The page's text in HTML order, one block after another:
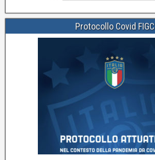
Protocollo Covid FIGC